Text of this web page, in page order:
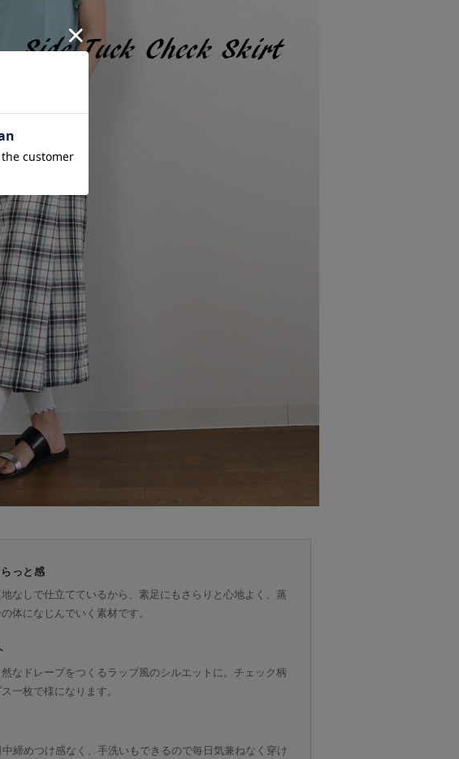
っと感
なしで仕立てているから、素足にもさらりと心地よく、蒸
体になじんでいく素材です。
なドレープをつくるラップ風のシルエットに。チェック柄
一枚で様になります。
締めつけ感なく、手洗いもできるので毎日気兼ねなく穿け